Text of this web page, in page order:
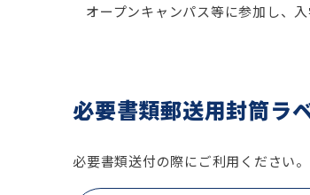
オープンキャンパス等に参加し、
必要書類郵送用封筒ラ
必要書類送付の際にご利用ください。